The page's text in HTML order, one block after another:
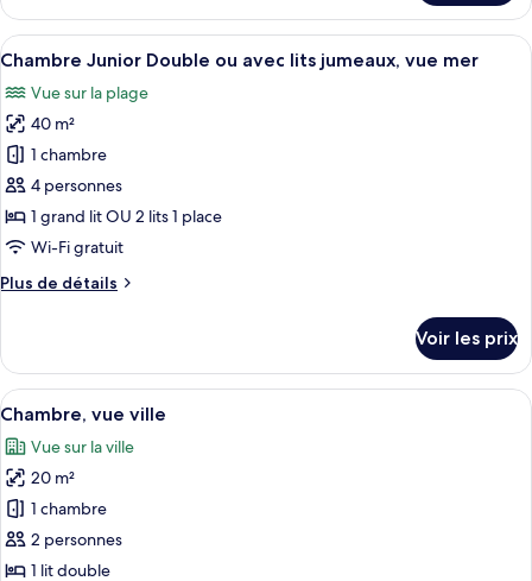
mer
le
type
de
Chambre
Supérieure,
vue
mer
Afficher
toutes
les
photos
pour
ce
type
de
chambre :
Chambre
ou
avec
lits
jumeaux,
vue
mer
Chambre Junior Double ou avec lits
9
Chambre Junior Double ou avec lits jumeaux, vue mer
Vue sur la plage
40 m²
1 chambre
4 personnes
1 grand lit OU 2 lits 1 place
Wi-Fi gratuit
Plus de détails
Plus
le
type
de
Chambre
Junior
Double
ou
avec
lits
Voir les prix
Afficher
toutes
les
photos
pour
ce
type
Une chambre d’hôtel avec un lit, un
4
Chambre, vue ville
Vue sur la ville
20 m²
1 chambre
2 personnes
1 lit double